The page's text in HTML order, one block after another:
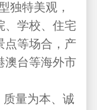
独特美观，
、学校、住宅
点等场合，产
澳台等海外市
量为本、诚